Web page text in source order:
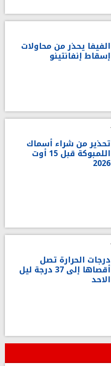
الفيفا يحذر من محاولات
إسقاط إنفانتينو
تحذير من شراء أسماك
اللمبوكة قبل 15 أوت
2026
درجات الحرارة تصل
أقصاها إلى 37 درجة ليل
الاحد